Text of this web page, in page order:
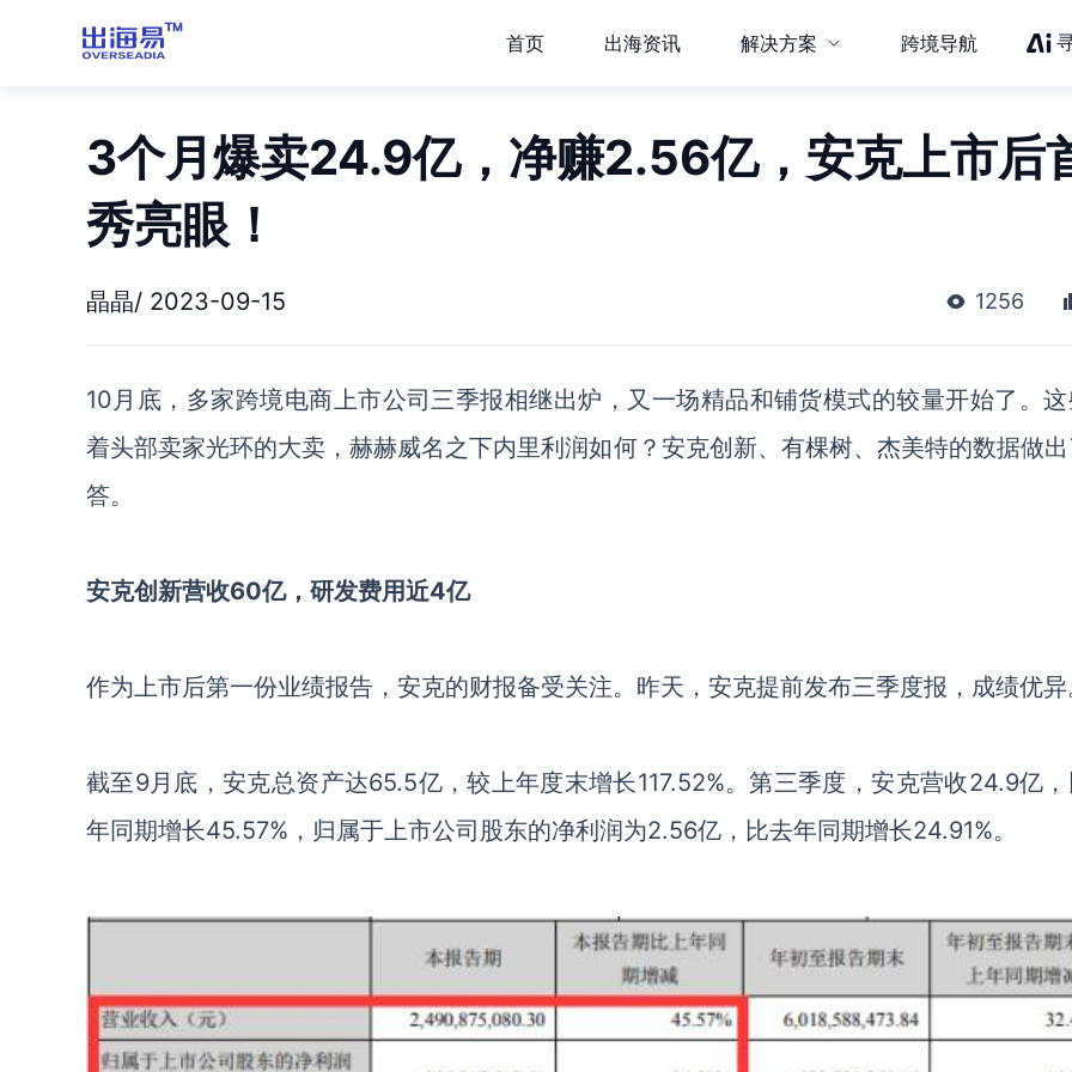
首页 出海资讯 解决方案 跨境导航
3个月爆卖24.9亿，净赚2.56亿，安克上市后
秀亮眼！
晶晶/ 2023-09-15 1256
10月底，多家跨境电商上市公司三季报相继出炉，又一场精品和铺货模式的较量开始了。
着头部卖家光环的大卖，赫赫威名之下内里利润如何？安克创新、有棵树、杰美特的数据做
答。
安克创新营收60亿，研发费用近4亿
作为上市后第一份业绩报告，安克的财报备受关注。昨天，安克提前发布三季度报，成绩优
截至9月底，安克总资产达65.5亿，较上年度末增长117.52%。第三季度，安克营收24.9亿
年同期增长45.57% ，归属于上市公司股东的净利润为2.56亿，比去年同期增长24.91%。